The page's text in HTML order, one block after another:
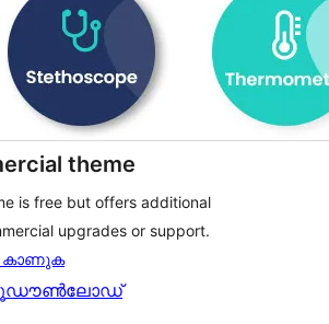
theme
is free but offers additional
upgrades or support.
കാണുക
ഡൗൺലോഡ്